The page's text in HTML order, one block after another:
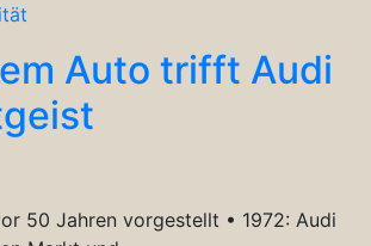
Auto trifft Audi
50 Jahren vorgestellt • 1972: Audi